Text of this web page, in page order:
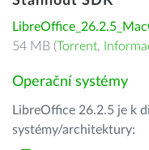
54 MB (Torrent,
Operační systémy
LibreOffice 26.2.5 je k
systémy/architektury: